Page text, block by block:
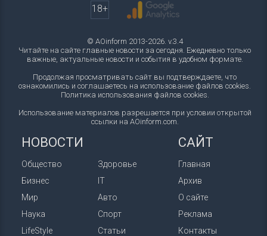
18+
© AOinform 2013-2026. v.3.4
Читайте на сайте главные новости за сегодня. Ежедневно только
важные, актуальные новости и события в удобном формате.
Продолжая просматривать сайт вы подтверждаете, что
ознакомились и соглашаетесь на использование файлов cookies.
Политика использования файлов cookies.
Использование материалов разрешается при условии открытой
ссылки на AOinform.com.
НОВОСТИ
Общество
Бизнес
Мир
Наука
LifeStyle
Здоровье
IT
Авто
Спорт
Статьи
САЙТ
Главная
Архив
О сайте
Реклама
Контакты